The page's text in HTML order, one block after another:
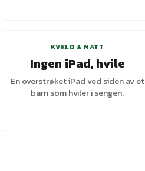
KVELD & NATT
Ingen iPad, hvile
En overstrøket iPad ved siden av et
barn som hviler i sengen.